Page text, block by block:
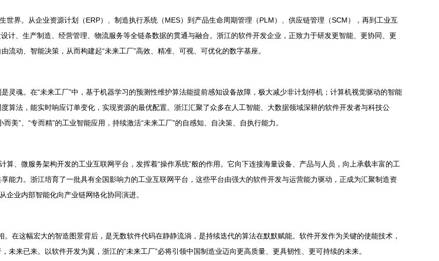
世界。从企业资源计划（ERP）、制造执行系统（MES）到产品生命周期管理（PLM）、供应链管理（SCM），再到工业互
计、生产制造、经营管理、物流服务等全链条数据的贯通与融合。浙江的软件开发企业，正致力于研发更智能、更协同、更
动、智能决策，从而构建起“未来工厂”高效、精准、可视、可优化的数字基座。
灵魂。在“未来工厂”中，基于机器学习的预测性维护算法能提前感知设备故障，极大减少非计划停机；计算机视觉驱动的智能
算法，能实时响应订单变化，实现资源的最优配置。浙江汇聚了众多在人工智能、大数据领域深耕的软件开发者与科技公
美”、“专而精”的工业智能应用，持续激活“未来工厂”的自感知、自决策、自执行能力。
算、微服务架构开发的工业互联网平台，发挥着“操作系统”般的作用。它向下连接海量设备、产品与人员，向上承载丰富的工
能力。浙江培育了一批具有全国影响力的工业互联网平台，这些平台由强大的软件开发与运营能力驱动，正成为汇聚制造资
企业内部智能化向产业链网络化协同演进。
。在这幅宏大的智造图景背后，是无数软件代码在静静流淌，是持续迭代的算法在默默赋能。软件开发作为关键的使能技术，
来已来。以软件开发为翼，浙江的“未来工厂”必将引领中国制造业迈向更高质量、更具韧性、更可持续的未来。